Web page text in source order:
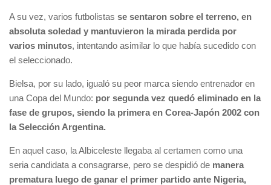
A su vez, varios futbolistas se sentaron sobre el terreno, en
absoluta soledad y mantuvieron la mirada perdida por
varios minutos, intentando asimilar lo que había sucedido con
el seleccionado.
Bielsa, por su lado, igualó su peor marca siendo entrenador en
una Copa del Mundo: por segunda vez quedó eliminado en la
fase de grupos, siendo la primera en Corea-Japón 2002 con
la Selección Argentina.
En aquel caso, la Albiceleste llegaba al certamen como una
seria candidata a consagrarse, pero se despidió de manera
prematura luego de ganar el primer partido ante Nigeria,